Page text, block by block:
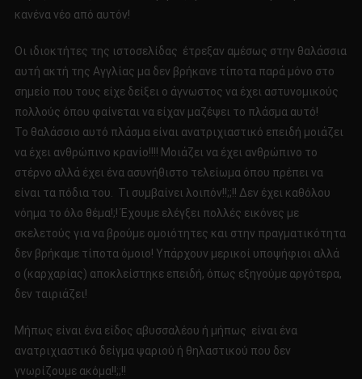
κανένα νέο από αυτόν!
Οι ιδιοκτήτες της ιστοσελίδας έτρεξαν αμέσως στην θαλάσσια
αυτή ακτή της Αγγλίας μα δεν βρήκανε τίποτα παρά μόνο στο
σημείο που τους είχε δείξει ο άγνωστος να έχει αστυνομικούς
πολλούς όπου φαίνεται να είχαν μαζέψει το πλάσμα αυτό!
Το θαλάσσιο αυτό πλάσμα είναι ανατριχιαστικό επειδή μοιάζει
να έχει ανθρώπινο κρανίο!!!! Μοιάζει να έχει ανθρώπινο το
στέρνο αλλά έχει ένα ασυνήθιστο τελείωμα όπου πρέπει να
είναι τα πόδια του. Τι συμβαίνει λοιπόν!!;;!! Δεν έχει καθόλου
νόημα το όλο θέμα!;! Έχουμε ελέγξει πολλές εικόνες με
σκελετούς για να βρούμε ομοιότητες και στην πραγματικότητα
δεν βρήκαμε τίποτα όμοιο! Υπάρχουν μερικοί υποψήφιοι αλλά
ο (καρχαρίας) αποκλείστηκε επειδή, όπως εξηγούμε αργότερα,
δεν ταιριάζει!
Μήπως είναι ένα είδος αβυσσαλέου ή μήπως είναι ένα
ανατριχιαστικό δείγμα ψαριού ή θηλαστικού που δεν
γνωρίζουμε ακόμα!!;;!!